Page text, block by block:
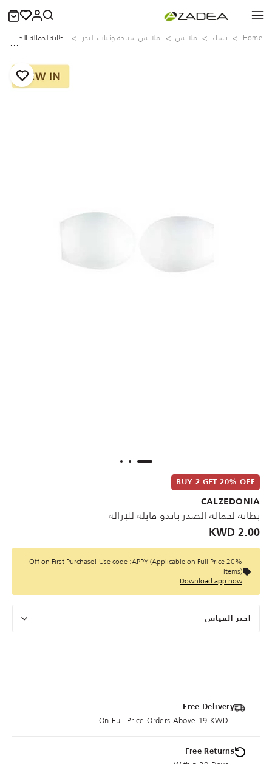
Home نساء ملابس ملابس سباحة وثياب البحر بطانة لحمالة الصدر
BUY 2 GET 20% OFF
CALZEDONIA
بطانة لحمالة الصدر باندو قابلة للإزالة
2.00 KWD
20% Off on First Purchase! Use code :APPY (Applicable on Full Price
Items)
Download app now
اختر القياس
Free Delivery
On Full Price Orders Above 19 KWD
Free Returns